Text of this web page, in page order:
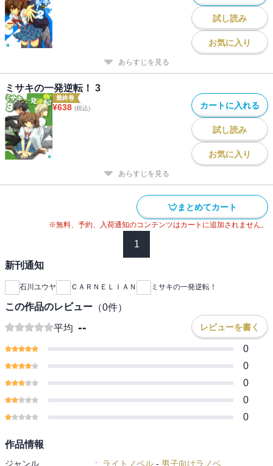
試し読み
お気に入り
あらすじを見る
ミサキの一発逆転！ 3
最終巻
¥638 (税込) カートに入れる
試し読み
お気に入り
あらすじを見る
まとめてカート
※無料、予約、入荷通知のコンテンツはカートに追加されません。
1
新刊通知
石川ユウヤ ＣＡＲＮＥＬＩＡＮ ミサキの一発逆転！
この作品のレビュー （0件）
平均 -- レビューを書く
0
0
0
0
0
作品情報
ジャンル : ライトノベル - 男子向けラノベ